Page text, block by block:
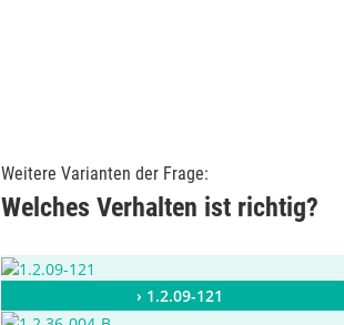
Weitere Varianten der Frage:
Welches Verhalten ist richtig?
› 1.2.09-121